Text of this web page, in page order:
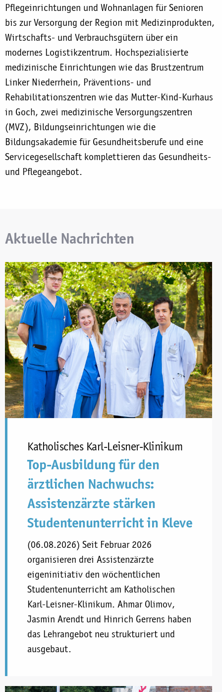
Pflegeinrichtungen und Wohnanlagen für Senioren
bis zur Versorgung der Region mit Medizinprodukten,
Wirtschafts- und Verbrauchsgütern über ein
modernes Logistikzentrum. Hochspezialisierte
medizinische Einrichtungen wie das Brustzentrum
Linker Niederrhein, Präventions- und
Rehabilitationszentren wie das Mutter-Kind-Kurhaus
in Goch, zwei medizinische Versorgungszentren
(MVZ), Bildungseinrichtungen wie die
Bildungsakademie für Gesundheitsberufe und eine
Servicegesellschaft komplettieren das Gesundheits-
und Pflegeangebot.
Aktuelle Nachrichten
Katholisches Karl-Leisner-Klinikum
Top-Ausbildung für den
ärztlichen Nachwuchs:
Assistenzärzte stärken
Studentenunterricht in Kleve
(06.08.2026) Seit Februar 2026
organisieren drei Assistenzärzte
eigeninitiativ den wöchentlichen
Studentenunterricht am Katholischen
Karl-Leisner-Klinikum. Ahmar Olimov,
Jasmin Arendt und Hinrich Gerrens haben
das Lehrangebot neu strukturiert und
ausgebaut.